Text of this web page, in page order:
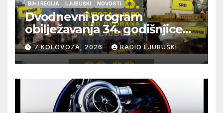
BIH I REGIJA LJUBUŠKI NOVOSTI
Dvodnevni program
obilježavanja 34. godišnjice
pogibije generala Blaža
Kraljevića i osmorice
pripadnika HOS-a
7 KOLOVOZA, 2026 RADIO LJUBUŠKI